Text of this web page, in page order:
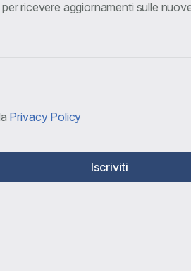
ricevere aggiornamenti sulle
Privacy Policy
Iscriviti